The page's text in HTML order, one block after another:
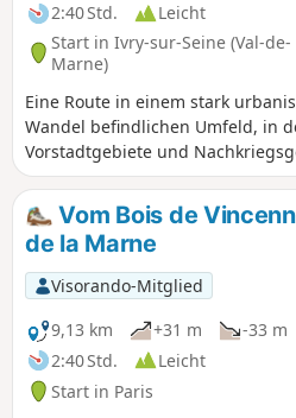
2:40 Std.
Leicht
Start in Ivry-sur-Seine (Val-de-
Marne)
Eine Route in einem stark
Wandel befindlichen Umfeld, in
Vorstadtgebiete und
Architektur stehen. Die Route
Parks, einer Festung der
und den übereinanderliegenden
und Cachan unterbrochen.
Vom Bois de
de la Marne
Visorando-Mitglied
9,13 km
+31 m
-33 m
2:40 Std.
Leicht
Start in Paris